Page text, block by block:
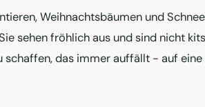
Weihnachtsbäumen und
sehen fröhlich aus und sind nicht
das immer auffällt - auf eine